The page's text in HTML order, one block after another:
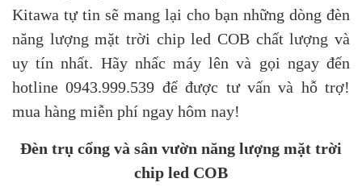
Kitawa tự tin sẽ mang lại cho bạn những dòng đèn
năng lượng mặt trời chip led COB chất lượng và
uy tín nhất. Hãy nhấc máy lên và gọi ngay đến
hotline 0943.999.539 để được tư vấn và hỗ trợ!
mua hàng miễn phí ngay hôm nay!
Đèn trụ cổng và sân vườn năng lượng mặt trời
chip led COB